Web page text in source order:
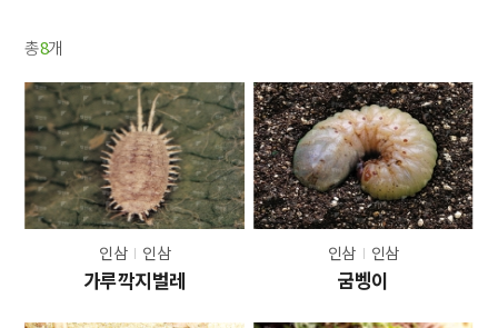
총8개
인삼 인삼
가루깍지벌레
인삼 인삼
굼벵이